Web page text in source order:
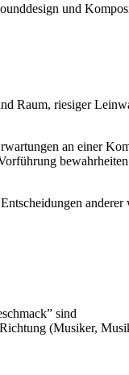
und
riesiger
an einer
sind
(Musiker,